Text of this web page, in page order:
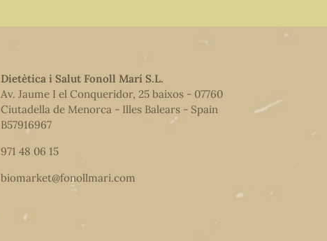
Dietètica i Salut Fonoll Marí S.L.
Av. Jaume I el Conqueridor, 25 baixos - 07760
Ciutadella de Menorca - Illes Balears - Spain
B57916967
971 48 06 15
biomarket@fonollmari.com